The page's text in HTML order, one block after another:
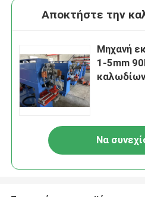
Αποκτήστε την
Μηχανή
1-5mm
καλωδίων
Να